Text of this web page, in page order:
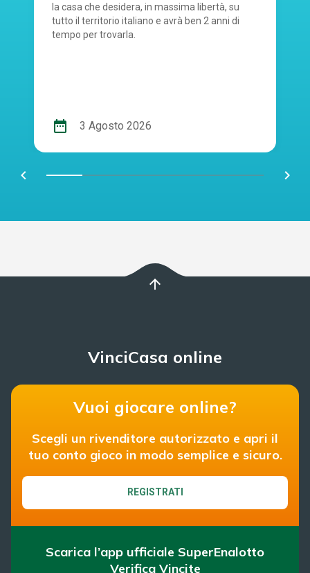
la casa che desidera, in massima libertà, su
tutto il territorio italiano e avrà ben 2 anni di
tempo per trovarla.
date_range 3 Agosto 2026
chevron_left navigate_next
arrow_upward
VinciCasa online
Vuoi giocare online?
Scegli un rivenditore autorizzato e apri il
tuo conto gioco in modo semplice e sicuro.
REGISTRATI
Scarica l’app ufficiale SuperEnalotto
Verifica Vincite